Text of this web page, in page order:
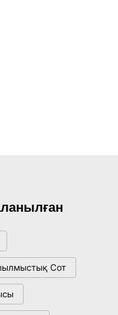
Сот